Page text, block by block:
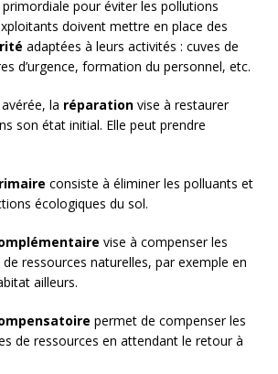
pour éviter les pollutions
doivent mettre en place des
adaptées à leurs activités : cuves de
d’urgence, formation du personnel, etc.
la réparation vise à restaurer
son état initial. Elle peut prendre
consiste à éliminer les polluants et
écologiques du sol.
vise à compenser les
ressources naturelles, par exemple en
ailleurs.
permet de compenser les
de ressources en attendant le retour à